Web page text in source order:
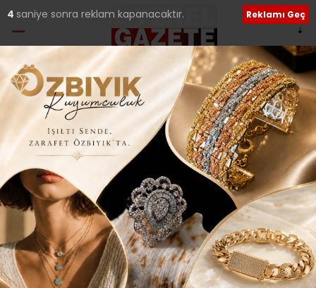
Etiket:Saraçhane
4 saniye sonra reklam kapanacaktır. Reklamı Geç